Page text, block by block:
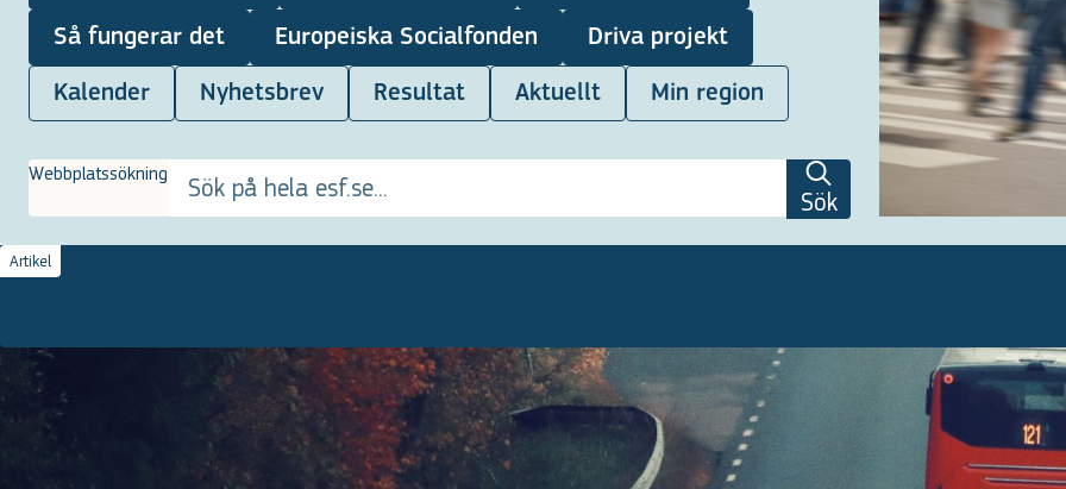
Så fungerar det Europeiska Socialfonden Driva projekt
Kalender Nyhetsbrev Resultat Aktuellt Min region
Webbplatssökning
Sök
Artikel